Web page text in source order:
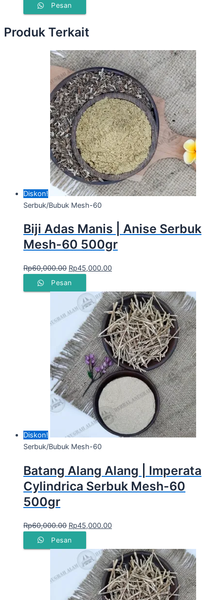
Pesan
Produk Terkait
Diskon!
Serbuk/Bubuk Mesh-60
Biji Adas Manis | Anise Serbuk
Mesh-60 500gr
Rp60,000.00 Rp45,000.00
Pesan
Diskon!
Serbuk/Bubuk Mesh-60
Batang Alang Alang | Imperata
Cylindrica Serbuk Mesh-60
500gr
Rp60,000.00 Rp45,000.00
Pesan